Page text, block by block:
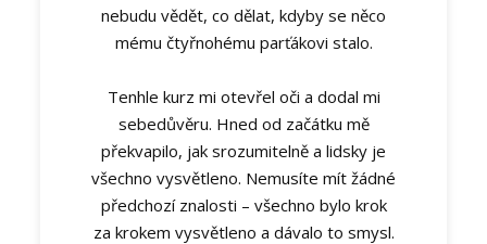
nebudu vědět, co dělat, kdyby se něco
mému čtyřnohému parťákovi stalo.
Tenhle kurz mi otevřel oči a dodal mi
sebedůvěru. Hned od začátku mě
překvapilo, jak srozumitelně a lidsky je
všechno vysvětleno. Nemusíte mít žádné
předchozí znalosti – všechno bylo krok
za krokem vysvětleno a dávalo to smysl.